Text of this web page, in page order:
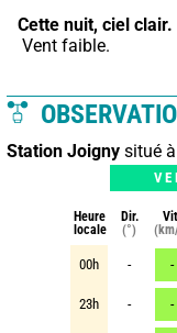
Cette nuit, ciel clair.
Vent faible.
Station Joigny situé
Heure
locale
Dir.
(°)
00h - -
23h - -